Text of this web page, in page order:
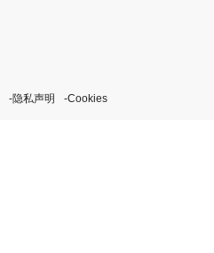
隐私声明 Cookies